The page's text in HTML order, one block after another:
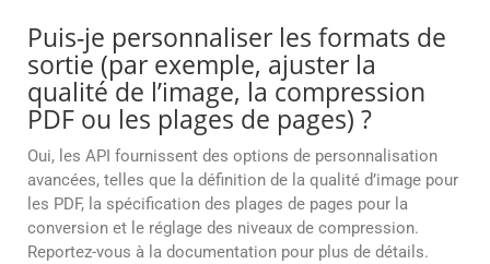
Puis-je personnaliser les formats de
sortie (par exemple, ajuster la
qualité de l’image, la compression
PDF ou les plages de pages) ?
Oui, les API fournissent des options de personnalisation
avancées, telles que la définition de la qualité d’image pour
les PDF, la spécification des plages de pages pour la
conversion et le réglage des niveaux de compression.
Reportez-vous à la documentation pour plus de détails.